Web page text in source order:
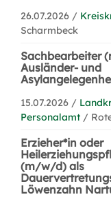
26.07.2026 /
Scharmbeck
Sachbearbeiter
Ausländer- und
15.07.2026 /
Personalamt /
Erzieher*in oder
(m/w/d) als
Löwenzahn